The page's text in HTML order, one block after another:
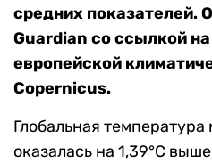
средних показателей.
Guardian со ссылкой
европейской
Copernicus.
Глобальная
оказалась на 1,39°С